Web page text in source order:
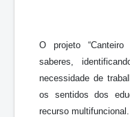
O projeto
saberes,
necessidade de
os sentidos dos
recurso multifuncional.